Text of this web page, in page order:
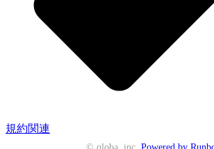
規約関連